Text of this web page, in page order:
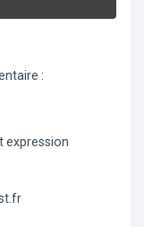
:
expression